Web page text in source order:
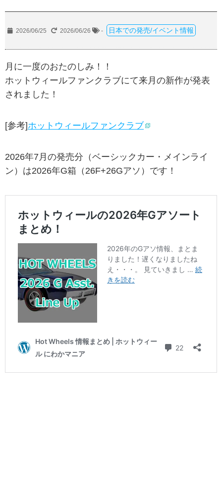
2026/06/25 2026/06/26 - 日本での発売/イベント情報
月に一度のおたのしみ！！
ホットウィールファンクラブにて来月の新作が発表
されました！
[参考]ホットウィールファンクラブ
2026年7月の発売分（ベーシックカー・メインライ
ン）は2026年G箱（26F+26Gアソ）です！